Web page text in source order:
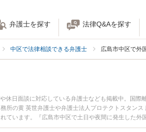
弁護士を探す 法律Q&Aを探す
中区で法律相談できる弁護士 広島市中区で外
日面談に対応している弁護士なども掲載中。国際
の黄 英世弁護士や弁護士法人プロテクトスタンス
ています。『広島市中区で土日や夜間に発生した外
索したい』『初回相談無料で外国人・国際問題を